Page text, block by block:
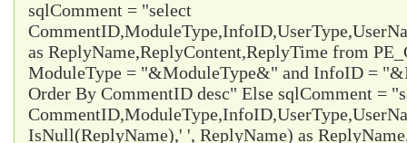
sqlComment = "select
as ReplyName,ReplyContent,ReplyTime from
ModuleType = "&ModuleType&" and InfoID =
Order By CommentID desc" Else sqlComment =
IsNull(ReplyName),' ', ReplyName) as